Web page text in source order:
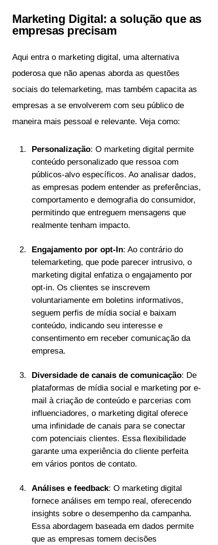
Marketing Digital: a solução que as
empresas precisam
Aqui entra o marketing digital, uma alternativa
poderosa que não apenas aborda as questões
sociais do telemarketing, mas também capacita as
empresas a se envolverem com seu público de
maneira mais pessoal e relevante. Veja como:
Personalização: O marketing digital permite
conteúdo personalizado que ressoa com
públicos-alvo específicos. Ao analisar dados,
as empresas podem entender as preferências,
comportamento e demografia do consumidor,
permitindo que entreguem mensagens que
realmente tenham impacto.
Engajamento por opt-In: Ao contrário do
telemarketing, que pode parecer intrusivo, o
marketing digital enfatiza o engajamento por
opt-in. Os clientes se inscrevem
voluntariamente em boletins informativos,
seguem perfis de mídia social e baixam
conteúdo, indicando seu interesse e
consentimento em receber comunicação da
empresa.
Diversidade de canais de comunicação: De
plataformas de mídia social e marketing por e-
mail à criação de conteúdo e parcerias com
influenciadores, o marketing digital oferece
uma infinidade de canais para se conectar
com potenciais clientes. Essa flexibilidade
garante uma experiência do cliente perfeita
em vários pontos de contato.
Análises e feedback: O marketing digital
fornece análises em tempo real, oferecendo
insights sobre o desempenho da campanha.
Essa abordagem baseada em dados permite
que as empresas tomem decisões